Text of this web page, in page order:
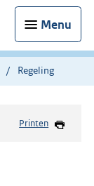
Menu
Regeling
Printen